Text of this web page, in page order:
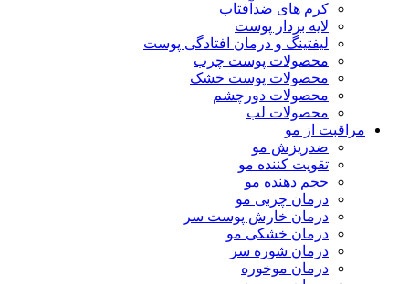
کرم های ضدآفتاب
لایه بردار پوست
لیفتینگ و درمان افتادگی پوست
محصولات پوست چرب
محصولات پوست خشک
محصولات دورچشم
محصولات لب
مراقبت از مو
ضدریزش مو
تقویت کننده مو
حجم دهنده مو
درمان چربی مو
درمان خارش پوست سر
درمان خشکی مو
درمان شوره سر
درمان موخوره